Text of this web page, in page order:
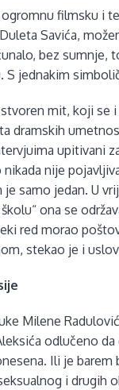
filmsku i
Savića,
bez
S jednakim
mit, koji se
dramskih
upitivani
nije
samo jedan. U
ona se
red morao
stekao je i
Milene
odlučeno
Ili je
i drugih